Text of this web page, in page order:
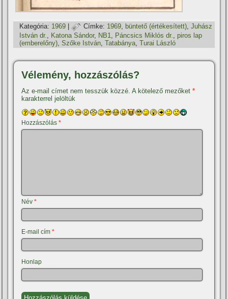
Kategória: 1969 | Címke: 1969, büntető (értékesí­tett),Juhász
István dr.
Katona Sándor, NB1 Páncsics Miklós dr. ,piros lap
(emberelőny) ,Szőke István ,Tatabánya ,Turai László
Vélemény, hozzászólás?
Az e-mail címet nem tesszük közzé. A kötelező mezőket*
karakterrel jelöltük
Hozzászólás*
Név*
E-mail cím*
Honlap